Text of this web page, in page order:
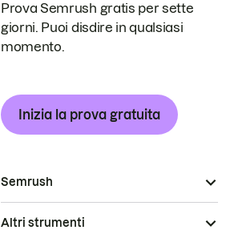
Prova Semrush gratis per sette
giorni. Puoi disdire in qualsiasi
momento.
Inizia la prova gratuita
Semrush
Altri strumenti